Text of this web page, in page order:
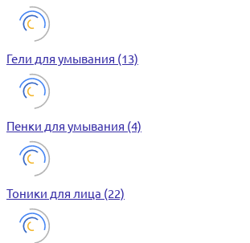
Гели для умывания (13)
Пенки для умывания (4)
Тоники для лица (22)